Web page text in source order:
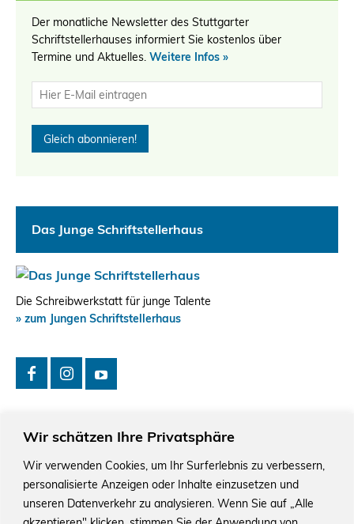
Wir schätzen Ihre Privatsphäre
Wir verwenden Cookies, um Ihr Surferlebnis zu verbessern,
personalisierte Anzeigen oder Inhalte einzusetzen und
unseren Datenverkehr zu analysieren. Wenn Sie auf „Alle
Der monatliche Newsletter des Stuttgarter
Schriftstellerhauses informiert Sie kostenlos über
Termine und Aktuelles. Weitere Infos »
Das Junge Schriftstellerhaus
Die Schreibwerkstatt für junge Talente
» zum Jungen Schriftstellerhaus
Das Schriftstellerhaus ist ein beliebter Treffpunkt für
Autorinnen und Autoren aus Stuttgart und der Region sowie
ein Veranstaltungsort für Lesungen, Tagungen und